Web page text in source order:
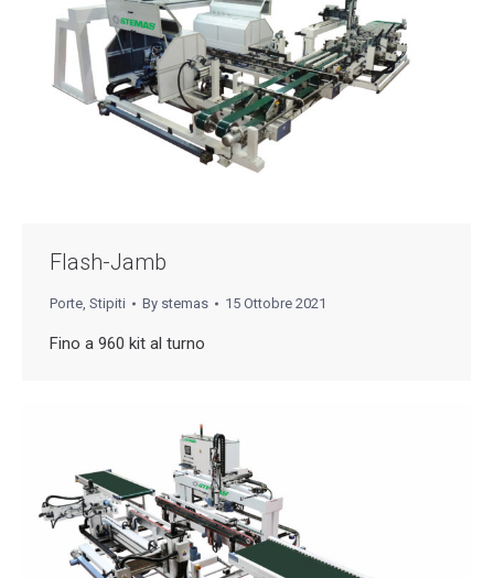
Flash-Jamb
Porte, Stipiti By stemas 15 Ottobre 2021
Fino a 960 kit al turno